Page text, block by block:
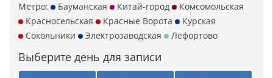
Метро:
Бауманская Китай-город
Комсомольская
Красносельская
Красные Ворота
Курская
Сокольники
Электрозаводская Лефортово
Выберите день для записи